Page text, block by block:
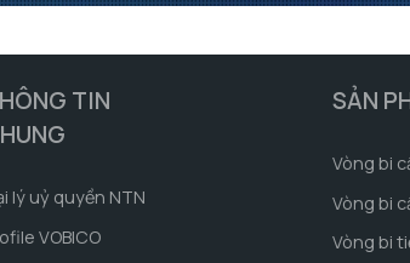
TIN
lý uỷ quyền NTN
VOBICO
SẢN
Vòng bi
Vòng bi
Vòng bi